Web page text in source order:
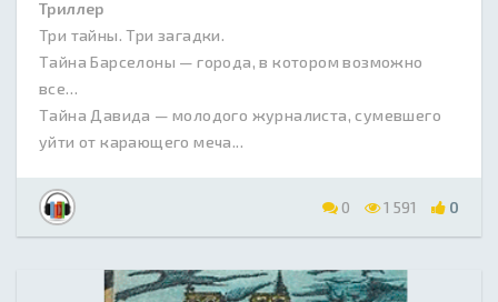
Триллер
Три тайны. Три загадки.
Тайна Барселоны — города, в котором возможно
все…
Тайна Давида — молодого журналиста, сумевшего
уйти от карающего меча...
0 1 591 0